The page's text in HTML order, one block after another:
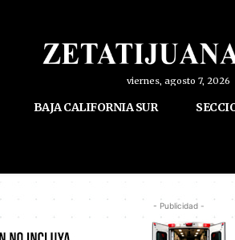
viernes, agosto 7, 2026
BAJA CALIFORNIA SUR
- Publicidad -